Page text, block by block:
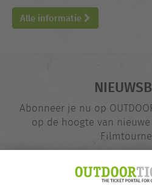
Alle informatie
Abonneer je nu op
op de hoogte van